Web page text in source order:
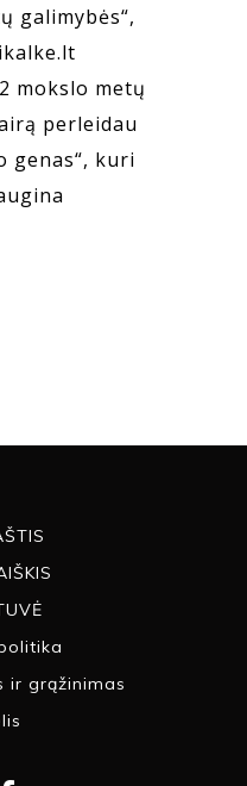
galimybės“,
mokslo metų
perleidau
genas“, kuri
ir grąžinimas